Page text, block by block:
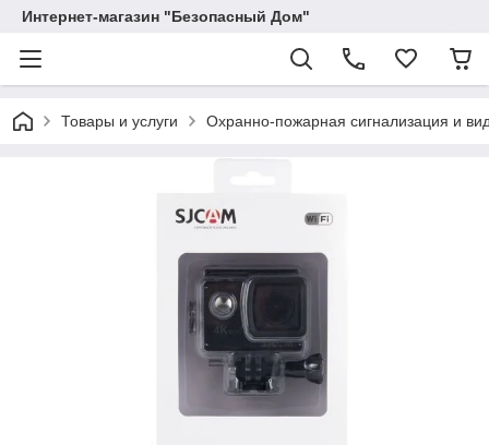
Интернет-магазин "Безопасный Дом"
Товары и услуги Охранно-пожарная сигнализация и